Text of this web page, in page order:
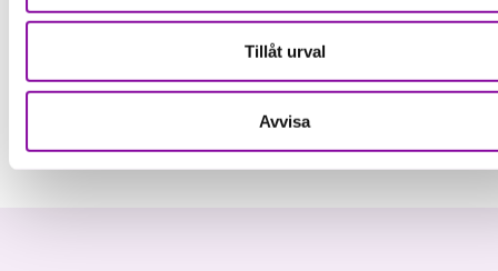
Tillåt urval
Avvisa
Kvinnoorganisationer